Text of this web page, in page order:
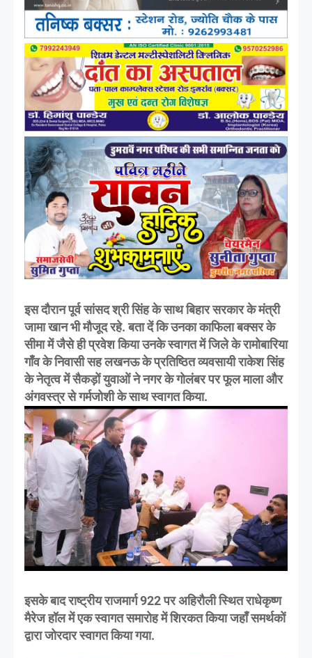
इस दौरान पूर्व सांसद श्री सिंह के साथ बिहार सरकार के मंत्री
जामा खान भी मौजूद रहे. बता दें कि उनका काफिला बक्सर के
सीमा में जैसे ही प्रवेश किया उनके स्वागत में जिले के रामोबारिया
गाँव के निवासी सह लखनऊ के प्रतिष्ठित व्यवसायी राकेश सिंह
के नेतृत्व में सैकड़ों युवाओं ने नगर के गोलंबर पर फूल माला और
अंगवस्त्र से गर्मजोशी के साथ स्वागत किया.
इसके बाद राष्ट्रीय राजमार्ग 922 पर अहिरौली स्थित राधेकृष्ण
मैरेज हॉल में एक स्वागत समारोह में शिरकत किया जहाँ समर्थकों
द्वारा जोरदार स्वागत किया गया.